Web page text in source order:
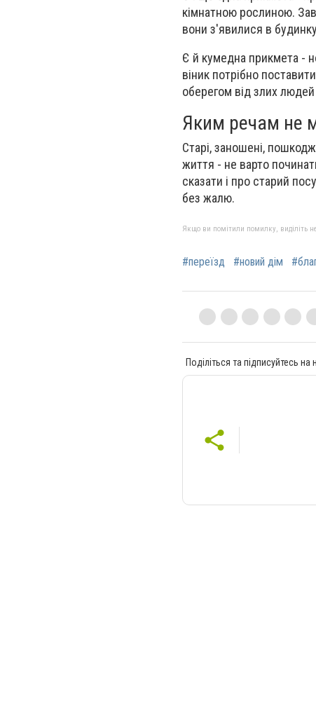
кімнатною рослиною.
вони з'явилися в
Є й кумедна прикмета -
віник потрібно
оберегом від злих людей
Яким речам не
Старі, заношені,
життя - не варто
сказати і про старий
без жалю.
Якщо ви помітили помилку, виділіть
#переїзд #новий дім
Поділіться та підписуйтесь